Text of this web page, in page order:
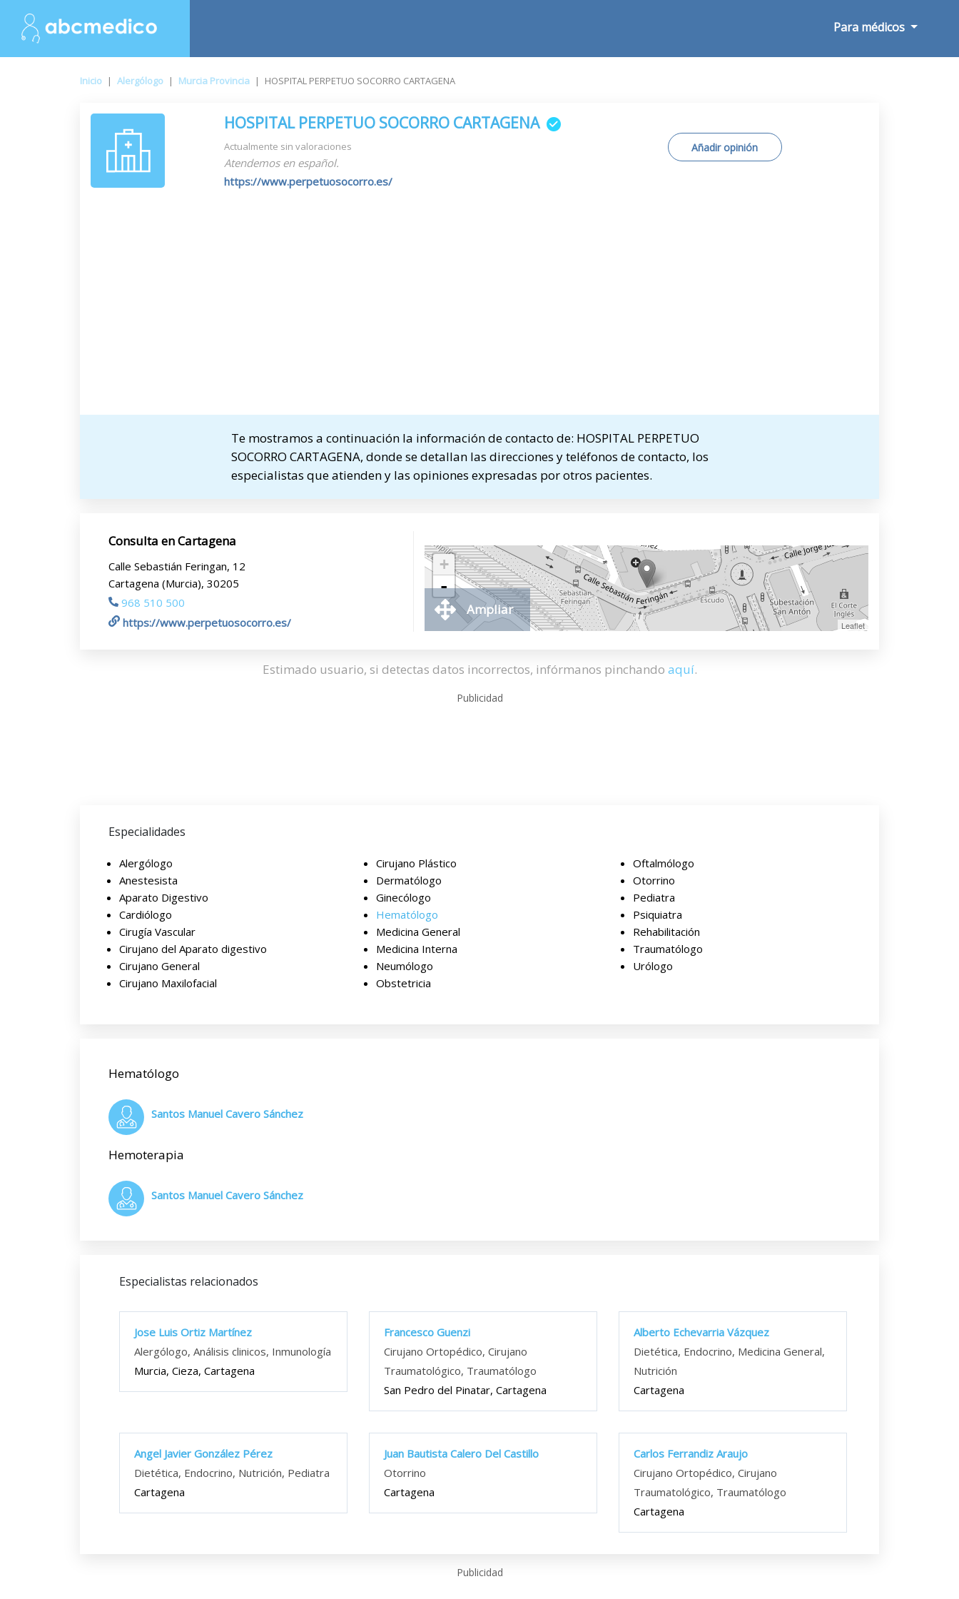
Para médicos
Inicio | Alergólogo | Murcia Provincia | HOSPITAL PERPETUO SOCORRO CARTAGENA
HOSPITAL PERPETUO SOCORRO CARTAGENA
Actualmente sin valoraciones
Atendemos en español.
https://www.perpetuosocorro.es/
Añadir opinión
Te mostramos a continuación la información de contacto de: HOSPITAL PERPETUO
SOCORRO CARTAGENA, donde se detallan las direcciones y teléfonos de contacto, los
especialistas que atienden y las opiniones expresadas por otros pacientes.
Consulta en Cartagena
Calle Sebastián Feringan, 12
Cartagena (Murcia), 30205
968 510 500
https://www.perpetuosocorro.es/
+
-
Leaflet
Ampliar
Estimado usuario, si detectas datos incorrectos, infórmanos pinchando aquí.
Publicidad
Especialidades
Alergólogo
Anestesista
Aparato Digestivo
Cardiólogo
Cirugía Vascular
Cirujano del Aparato digestivo
Cirujano General
Cirujano Maxilofacial
Cirujano Plástico
Dermatólogo
Ginecólogo
Hematólogo
Medicina General
Medicina Interna
Neumólogo
Obstetricia
Oftalmólogo
Otorrino
Pediatra
Psiquiatra
Rehabilitación
Traumatólogo
Urólogo
Hematólogo
Santos Manuel Cavero Sánchez
Hemoterapia
Santos Manuel Cavero Sánchez
Especialistas relacionados
Jose Luis Ortiz Martínez
Alergólogo, Análisis clinicos, Inmunología
Murcia, Cieza, Cartagena
Francesco Guenzi
Cirujano Ortopédico, Cirujano
Traumatológico, Traumatólogo
San Pedro del Pinatar, Cartagena
Alberto Echevarria Vázquez
Dietética, Endocrino, Medicina General,
Nutrición
Cartagena
Angel Javier González Pérez
Dietética, Endocrino, Nutrición, Pediatra
Cartagena
Juan Bautista Calero Del Castillo
Otorrino
Cartagena
Carlos Ferrandiz Araujo
Cirujano Ortopédico, Cirujano
Traumatológico, Traumatólogo
Cartagena
Publicidad